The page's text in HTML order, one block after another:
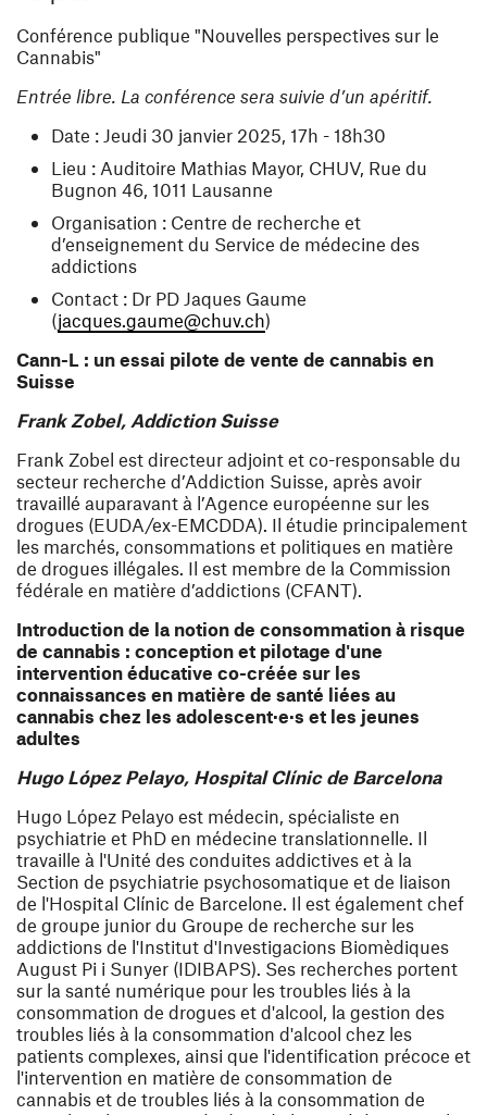
Conférence publique "Nouvelles perspectives sur le
Cannabis"
Entrée libre. La conférence sera suivie d’un apéritif.
Date : Jeudi 30 janvier 2025, 17h - 18h30
Lieu : Auditoire Mathias Mayor, CHUV, Rue du
Bugnon 46, 1011 Lausanne
Organisation : Centre de recherche et
d’enseignement du Service de médecine des
addictions
Contact : Dr PD Jaques Gaume
(jacques.gaume@chuv.ch(ouvre une nouvelle
)
Cann-L : un essai pilote de vente de cannabis en
Suisse
Frank Zobel, Addiction Suisse
Frank Zobel est directeur adjoint et co-responsable du
secteur recherche d’Addiction Suisse, après avoir
travaillé auparavant à l’Agence européenne sur les
drogues (EUDA/ex-EMCDDA). Il étudie principalement
les marchés, consommations et politiques en matière
de drogues illégales. Il est membre de la Commission
fédérale en matière d’addictions (CFANT).
Introduction de la notion de consommation à risque
de cannabis : conception et pilotage d'une
intervention éducative co-créée sur les
connaissances en matière de santé liées au
cannabis chez les adolescent·e·s et les jeunes
adultes
Hugo López Pelayo, Hospital Clínic de Barcelona
Hugo López Pelayo est médecin, spécialiste en
psychiatrie et PhD en médecine translationnelle. Il
travaille à l'Unité des conduites addictives et à la
Section de psychiatrie psychosomatique et de liaison
de l'Hospital Clínic de Barcelone. Il est également chef
de groupe junior du Groupe de recherche sur les
addictions de l'Institut d'Investigacions Biomèdiques
August Pi i Sunyer (IDIBAPS). Ses recherches portent
sur la santé numérique pour les troubles liés à la
consommation de drogues et d'alcool, la gestion des
troubles liés à la consommation d'alcool chez les
patients complexes, ainsi que l'identification précoce et
l'intervention en matière de consommation de
cannabis et de troubles liés à la consommation de